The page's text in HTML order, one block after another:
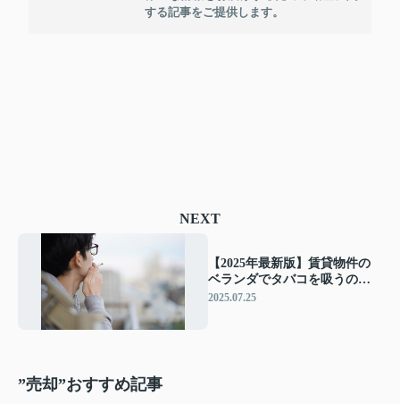
する記事をご提供します。
NEXT
【2025年最新版】賃貸物件の
ベランダでタバコを吸うのは
大丈夫？喫煙者のための対策
2025.07.25
”売却”おすすめ記事